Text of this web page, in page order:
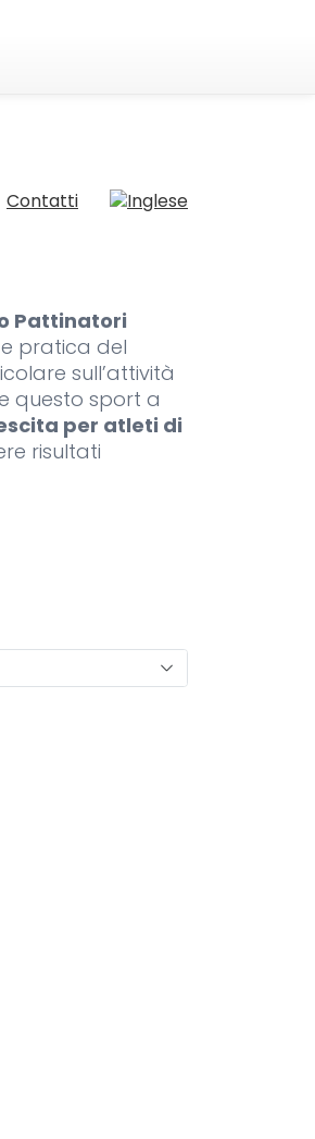
Contatti
Pattinatori
pratica del
sull’attività
questo sport a
per atleti di
risultati